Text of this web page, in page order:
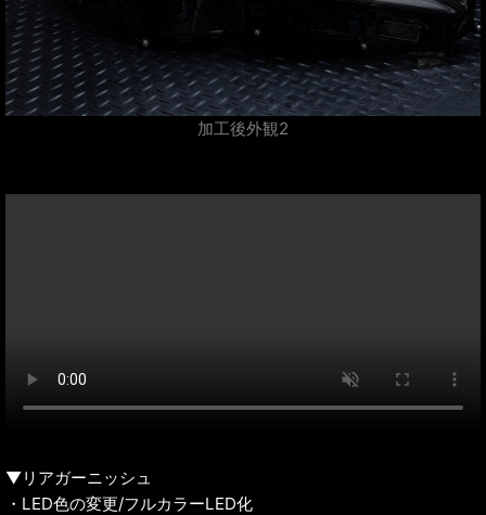
加工後外観2
▼リアガーニッシュ
・LED色の変更/フルカラーLED化